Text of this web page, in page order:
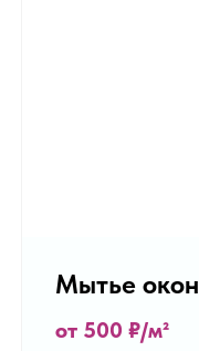
Мытье окон
от 500 ₽/м²